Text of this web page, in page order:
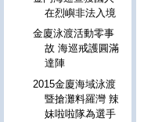
在烈嶼非法入境
金廈泳渡活動零事
故 海巡戒護圓滿
達陣
2015金廈海域泳渡
暨搶灘料羅灣 辣
妹啦啦隊為選手